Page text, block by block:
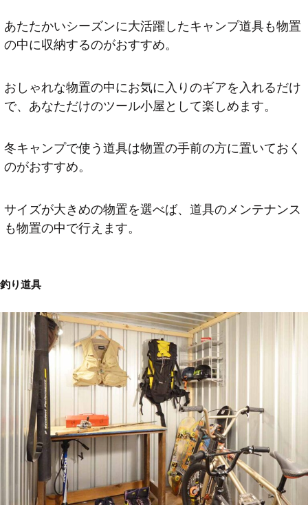
あたたかいシーズンに大活躍したキャンプ道具も物置
の中に収納するのがおすすめ。
おしゃれな物置の中にお気に入りのギアを入れるだけ
で、あなただけのツール小屋として楽しめます。
冬キャンプで使う道具は物置の手前の方に置いておく
のがおすすめ。
サイズが大きめの物置を選べば、道具のメンテナンス
も物置の中で行えます。
釣り道具